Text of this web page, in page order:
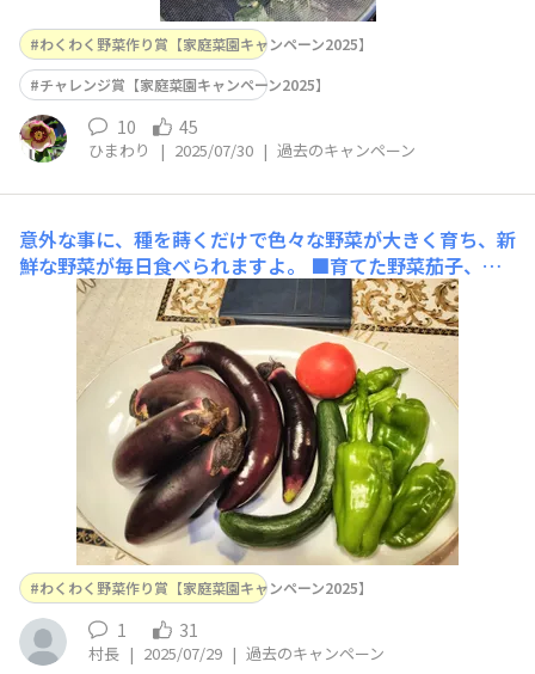
わくわく野菜作り賞【家庭菜園キャンペーン2025】
チャレンジ賞【家庭菜園キャンペーン2025】
10 45
ひまわり | 2025/07/30 | 過去のキャンペーン
意外な事に、種を蒔くだけで色々な野菜が大きく育ち、新
鮮な野菜が毎日食べられますよ。
■育てた野菜茄子、ピ
ーマン、獅子唐辛子、胡瓜、トマト、バジル、大葉、荏胡
麻の葉、パクチー、イタリアンパセリ、韮など■工夫ポイ
ント土壌改良して種を蒔き肥料を遣ります。そしてカイン
ズで購入した防鳥ネットを張ってカラス対策。さらにカイ
ンズで購入したソーラー式防鳥防獣アラームも有効でし
た。設置してからは、庭
わくわく野菜作り賞【家庭菜園キャンペーン2025】
1 31
村長 | 2025/07/29 | 過去のキャンペーン